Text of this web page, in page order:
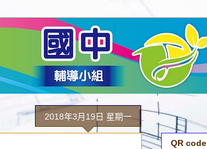
2018年3月19日 星期一
QR code